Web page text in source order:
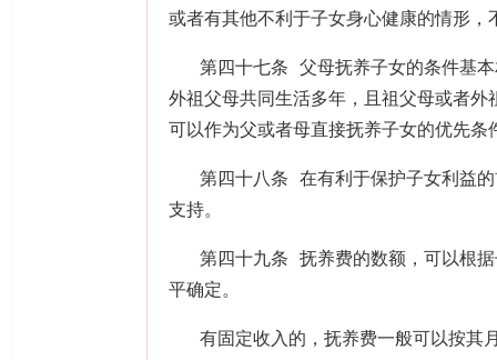
或者有其他不利于子女身心健康的情形，
第四十七条 父母抚养子女的条件基
外祖父母共同生活多年，且祖父母或者
可以作为父或者母直接抚养子女的优先条
第四十八条 在有利于保护子女利益
支持。
第四十九条 抚养费的数额，可以根
平确定。
有固定收入的，抚养费一般可以按其